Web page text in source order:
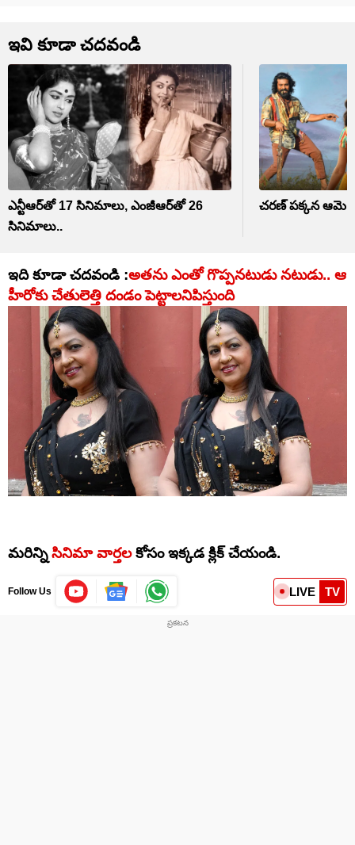
ఇవి కూడా చదవండి
ఎన్టీఆర్‌తో 17 సినిమాలు, ఎంజీఆర్‌తో 26
సినిమాలు..
చరణ్ పక్కన ఆమె
ఇది కూడా చదవండి :అతను ఎంతో గొప్పనటుడు నటుడు.. ఆ
హీరోకు చేతులెత్తి దండం పెట్టాలనిపిస్తుంది
మరిన్నిసినిమా వార్తలకోసం ఇక్కడ క్లిక్ చేయండి.
Follow Us LIVE TV